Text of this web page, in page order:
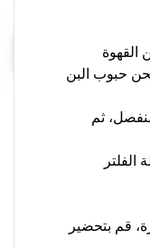
القهوة
حبوب البن
ثم
قم بتحضير